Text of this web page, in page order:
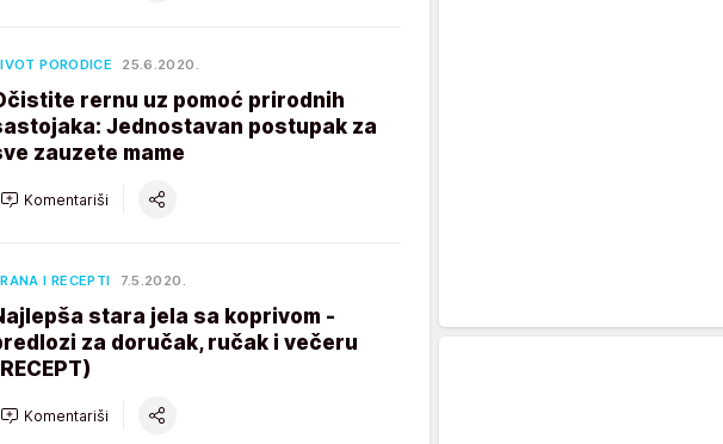
PORODICE 25.6.2020.
rernu uz pomoć prirodnih
Jednostavan postupak za
zauzete mame
Komentariši
I RECEPTI 7.5.2020.
stara jela sa koprivom -
za doručak, ručak i večeru
Komentariši